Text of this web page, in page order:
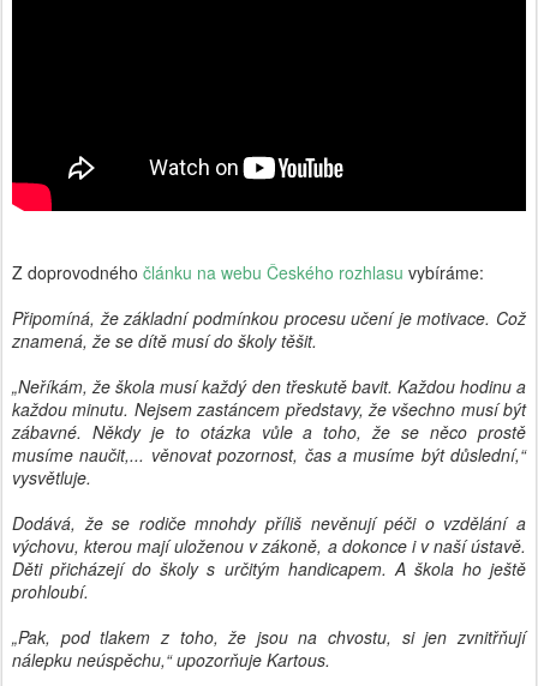
Z doprovodného článku na webu Českého rozhlasu vybíráme:
Připomíná, že základní podmínkou procesu učení je motivace. Což
znamená, že se dítě musí do školy těšit.
„Neříkám, že škola musí každý den třeskutě bavit. Každou hodinu a
každou minutu. Nejsem zastáncem představy, že všechno musí být
zábavné. Někdy je to otázka vůle a toho, že se něco prostě
musíme naučit,... věnovat pozornost, čas a musíme být důslední,“
vysvětluje.
Dodává, že se rodiče mnohdy příliš nevěnují péči o vzdělání a
výchovu, kterou mají uloženou v zákoně, a dokonce i v naší ústavě.
Děti přicházejí do školy s určitým handicapem. A škola ho ještě
prohloubí.
„Pak, pod tlakem z toho, že jsou na chvostu, si jen zvnitřňují
nálepku neúspěchu,“ upozorňuje Kartous.